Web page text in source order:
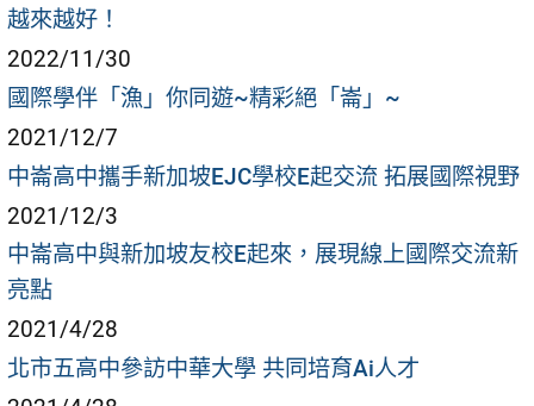
越來越好！
2022/11/30
國際學伴「漁」你同遊~精彩絕「崙」~
2021/12/7
中崙高中攜手新加坡EJC學校E起交流 拓展國際視野
2021/12/3
中崙高中與新加坡友校E起來，展現線上國際交流新
亮點
2021/4/28
北市五高中參訪中華大學 共同培育Ai人才